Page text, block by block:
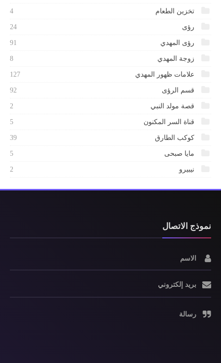
تخزين الطعام 4
رؤى 24
رؤى المهدي 91
زوجة المهدي 8
علامات ظهور المهدي 127
قسم الرؤى 92
قصة مولد النبي 2
قناة السر المكنون 5
كوكب الطارق 39
مايا صبحى 5
نيبيرو 2
نموذج الاتصال
الاسم
بريد إلكتروني
رسالة